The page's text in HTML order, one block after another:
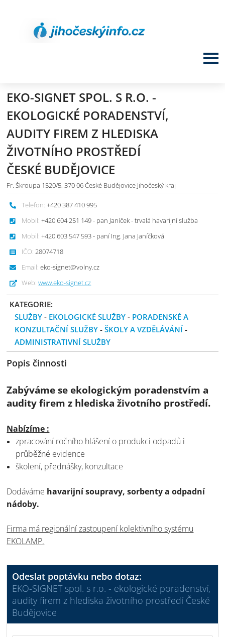
EKO-SIGNET SPOL. S R.O. -
EKOLOGICKÉ PORADENSTVÍ,
AUDITY FIREM Z HLEDISKA
ŽIVOTNÍHO PROSTŘEDÍ
ČESKÉ BUDĚJOVICE
Fr. Škroupa 1520/5, 370 06 České Budějovice Jihočeský kraj
Telefon: +420 387 410 995
Mobil: +420 604 251 149 - pan Janíček - trvalá havarijní služba
Mobil: +420 603 547 593 - paní Ing. Jana Janíčková
IČO: 28074718
Email: eko-signet@volny.cz
Web: www.eko-signet.cz
KATEGORIE:
SLUŽBY - EKOLOGICKÉ SLUŽBY - PORADENSKÉ A
KONZULTAČNÍ SLUŽBY -ŠKOLY A VZDĚLÁVÁNÍ -
ADMINISTRATIVNÍ SLUŽBY
Popis činnosti
Zabýváme se ekologickým poradenstvím a
audity firem z hlediska životního prostředí.
Nabízíme :
zpracování ročního hlášení o produkci odpadů i
průběžné evidence
školení, přednášky, konzultace
Dodáváme havarijní soupravy, sorbenty a odpadní
nádoby.
Firma má regionální zastoupení kolektivního systému
EKOLAMP.
Odeslat poptávku nebo dotaz:
EKO-SIGNET spol. s r.o. - ekologické poradenství,
audity firem z hlediska životního prostředí České
Budějovice